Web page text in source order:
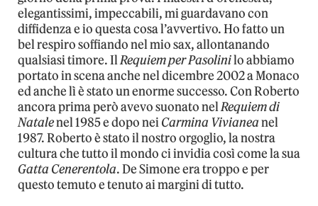
elegantissimi, impeccabili, mi guardavano con
diffidenza e io questa cosa l’avvertivo. Ho fatto un
bel respiro soffiando nel mio sax, allontanando
qualsiasi timore. IlRequiem per Pasolinilo abbiamo
portato in scena anche nel dicembre 2002 a Monaco
ed anche lì è stato un enorme successo. Con Roberto
ancora prima però avevo suonato nelRequiem di
Natalenel 1985 e dopo neiCarmina Vivianeanel
1987. Roberto è stato il nostro orgoglio, la nostra
cultura che tutto il mondo ci invidia così come la sua
Gatta Cenerentola. De Simone era troppo e per
questo temuto e tenuto ai margini di tutto.